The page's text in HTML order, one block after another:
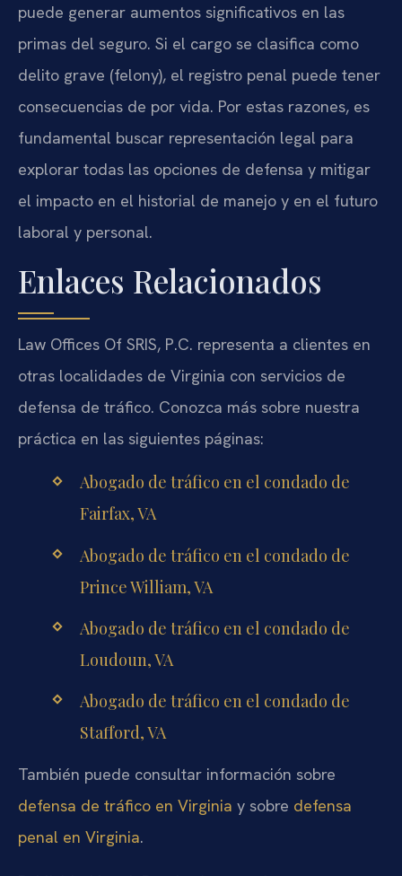
puede generar aumentos significativos en las
primas del seguro. Si el cargo se clasifica como
delito grave (felony), el registro penal puede tener
consecuencias de por vida. Por estas razones, es
fundamental buscar representación legal para
explorar todas las opciones de defensa y mitigar
el impacto en el historial de manejo y en el futuro
laboral y personal.
Enlaces Relacionados
Law Offices Of SRIS, P.C. representa a clientes en
otras localidades de Virginia con servicios de
defensa de tráfico. Conozca más sobre nuestra
práctica en las siguientes páginas:
Abogado de tráfico en el condado de
Fairfax, VA
Abogado de tráfico en el condado de
Prince William, VA
Abogado de tráfico en el condado de
Loudoun, VA
Abogado de tráfico en el condado de
Stafford, VA
También puede consultar información sobre
defensa de tráfico en Virginia y sobre defensa
penal en Virginia.